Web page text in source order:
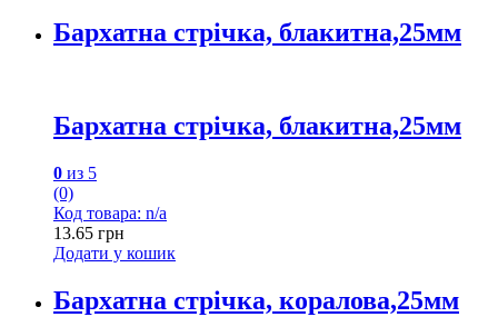
Бархатна стрічка, блакитна,25мм
Бархатна стрічка, блакитна,25мм
0 из 5
(0)
Код товара: n/a
13.65 грн
Додати у кошик
Бархатна стрічка, коралова,25мм